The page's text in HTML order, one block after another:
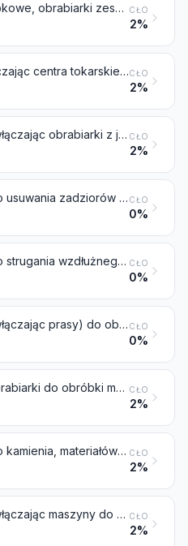
Centra obróbkowe, obrabiarki zespołowe (jednostanowiskowe) i wielostanowiskowe obrabiarki przestawialne, do metalu CŁO
2%
Tokarki (włączając centra tokarskie) do usuwania metaluCŁO
2%
Obrabiarki (włączając obrabiarki z jednostkami obróbkowymi prowadnicowymi) do wiercenia, wytaczania, frezowania lub gwintowania wałków lub otworów, do obróbki metalu przez jego skrawanie, inne niż tokarki (włączając centra tokarskie) objęte pozycją 8458 CŁO
2%
Obrabiarki do usuwania zadziorów i stępiania ostrych krawędzi, do ostrzenia, szlifowania, gładzenia, docierania, polerowania lub innej obróbki wykończającej powierzchnie metali lub cermetali za pomocą toczaków (okrągłych tarcz z piaskowca do ostrzenia narzędzi), narzędzi i materiałów ściernych lub polerujących, inne niż obrabiarki do nacinania, szlifowania lub obróbki wykończającej uzębień kół zębatych, objęte pozycją 8461 CŁO
0%
Obrabiarki do strugania wzdłużnego, strugania poprzecznego, dłutowania, przeciągania, do nacinania, szlifowania lub obróbki wykończającej uzębień, do piłowania, obcinania lub przecinania oraz pozostałe obrabiarki działające przez skrawanie metalu, cermetali, gdzie indziej niewymienione ani niewłączone CŁO
0%
Obrabiarki (włączając prasy) do obróbki metalu metodą kucia, młotkowania lub kucia matrycowego (z wyłączeniem walcarek); obrabiarki (włączając prasy, linie do cięcia wzdłużnego i linie do cięcia na długość) do obróbki metalu metodą gięcia, składania, prostowania, spłaszczania, ścinania, przebijania, dziurkowania lub nacinania (z wyłączeniem ciągarek); prasy do obróbki metali lub węglików metali, wyżej niewymienione CŁO
0%
Pozostałe obrabiarki do obróbki metalu lub cermetali, bez usuwania materiału CŁO
2%
Obrabiarki do kamienia, materiałów ceramicznych, betonu, wyrobów azbestowo-cementowych lub podobnych materiałów mineralnych, lub do obróbki szkła na zimno CŁO
2%
Obrabiarki (włączając maszyny do wbijania gwoździ, do łączenia klamrami, klejenia lub innego łączenia) do obróbki drewna, korka, kości, ebonitu, twardych tworzyw sztucznych lub podobnych twardych materiałów CŁO
2%